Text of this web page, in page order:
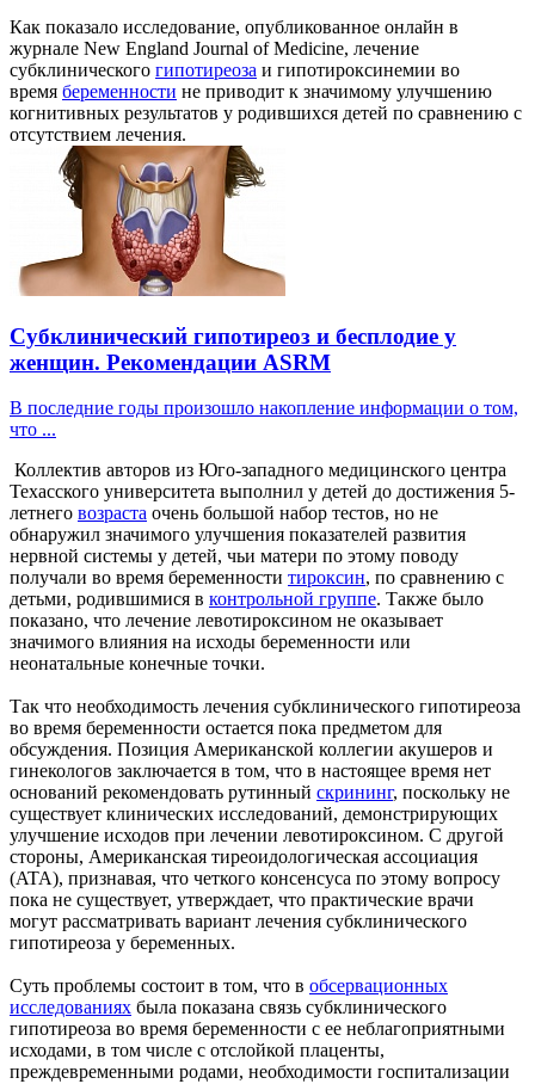
Как показало исследование, опубликованное онлайн в
журнале New England Journal of Medicine, лечение
субклинического гипотиреоза и гипотироксинемии во
время беременности не приводит к значимому улучшению
когнитивных результатов у родившихся детей по сравнению с
отсутствием лечения.
Субклинический гипотиреоз и бесплодие у
женщин. Рекомендации ASRM
В последние годы произошло накопление информации о том,
что ...
Коллектив авторов из Юго-западного медицинского центра
Техасского университета выполнил у детей до достижения 5-
летнего возраста очень большой набор тестов, но не
обнаружил значимого улучшения показателей развития
нервной системы у детей, чьи матери по этому поводу
получали во время беременности тироксин, по сравнению с
детьми, родившимися в контрольной группе. Также было
показано, что лечение левотироксином не оказывает
значимого влияния на исходы беременности или
неонатальные конечные точки.
Так что необходимость лечения субклинического гипотиреоза
во время беременности остается пока предметом для
обсуждения. Позиция Американской коллегии акушеров и
гинекологов заключается в том, что в настоящее время нет
оснований рекомендовать рутинный скрининг, поскольку не
существует клинических исследований, демонстрирующих
улучшение исходов при лечении левотироксином. С другой
стороны, Американская тиреоидологическая ассоциация
(ATA), признавая, что четкого консенсуса по этому вопросу
пока не существует, утверждает, что практические врачи
могут рассматривать вариант лечения субклинического
гипотиреоза у беременных.
Суть проблемы состоит в том, что в обсервационных
исследованиях была показана связь субклинического
гипотиреоза во время беременности с ее неблагоприятными
исходами, в том числе с отслойкой плаценты,
преждевременными родами, необходимости госпитализации